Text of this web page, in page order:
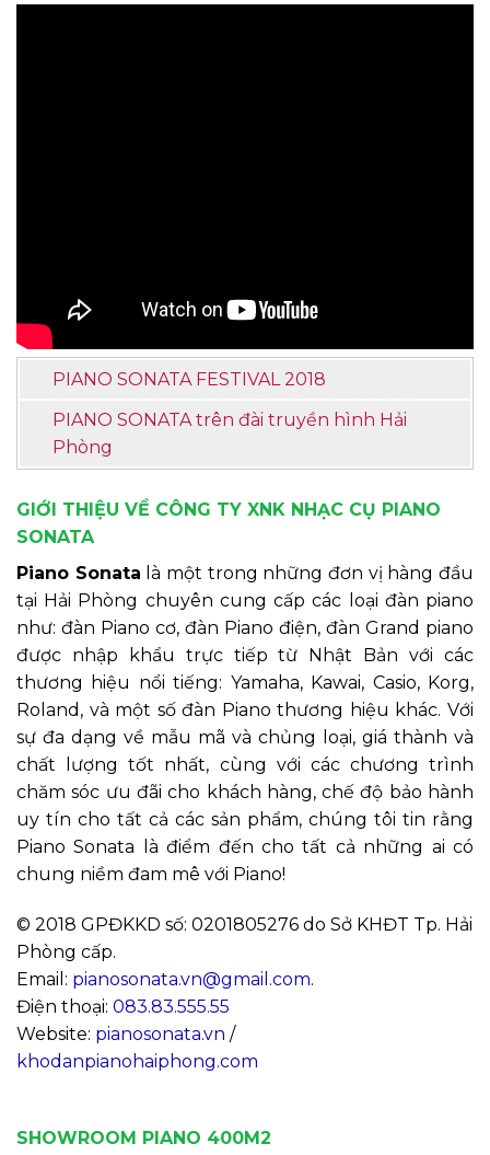
PIANO SONATA FESTIVAL 2018
PIANO SONATA trên đài truyền hình Hải
Phòng
GIỚI THIỆU VỀ CÔNG TY XNK NHẠC CỤ PIANO
SONATA
Piano Sonata là một trong những đơn vị hàng đầu
tại Hải Phòng chuyên cung cấp các loại đàn piano
như: đàn Piano cơ, đàn Piano điện, đàn Grand piano
được nhập khẩu trực tiếp từ Nhật Bản với các
thương hiệu nổi tiếng: Yamaha, Kawai, Casio, Korg,
Roland, và một số đàn Piano thương hiệu khác. Với
sự đa dạng về mẫu mã và chủng loại, giá thành và
chất lượng tốt nhất, cùng với các chương trình
chăm sóc ưu đãi cho khách hàng, chế độ bảo hành
uy tín cho tất cả các sản phẩm, chúng tôi tin rằng
Piano Sonata là điểm đến cho tất cả những ai có
chung niềm đam mê với Piano!
© 2018 GPĐKKD số: 0201805276 do Sở KHĐT Tp. Hải
Phòng cấp.
Email: pianosonata.vn@gmail.com.
Điện thoại: 083.83.555.55
Website: pianosonata.vn /
khodanpianohaiphong.com
SHOWROOM PIANO 400M2